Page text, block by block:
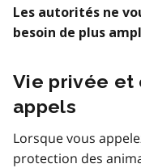
Les autorités ne
besoin de plus
Vie privée
appels
Lorsque vous
protection des